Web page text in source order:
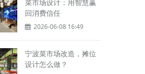
菜市场设计：用智慧赢
回消费信任
2026-06-08 16:49
宁波菜市场改造，摊位
设计怎么做？